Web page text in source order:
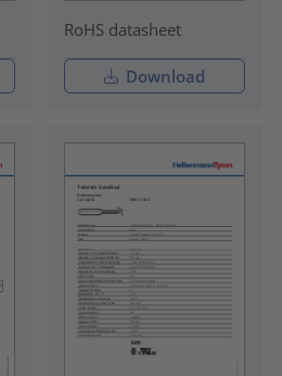
RoHS datasheet
Download